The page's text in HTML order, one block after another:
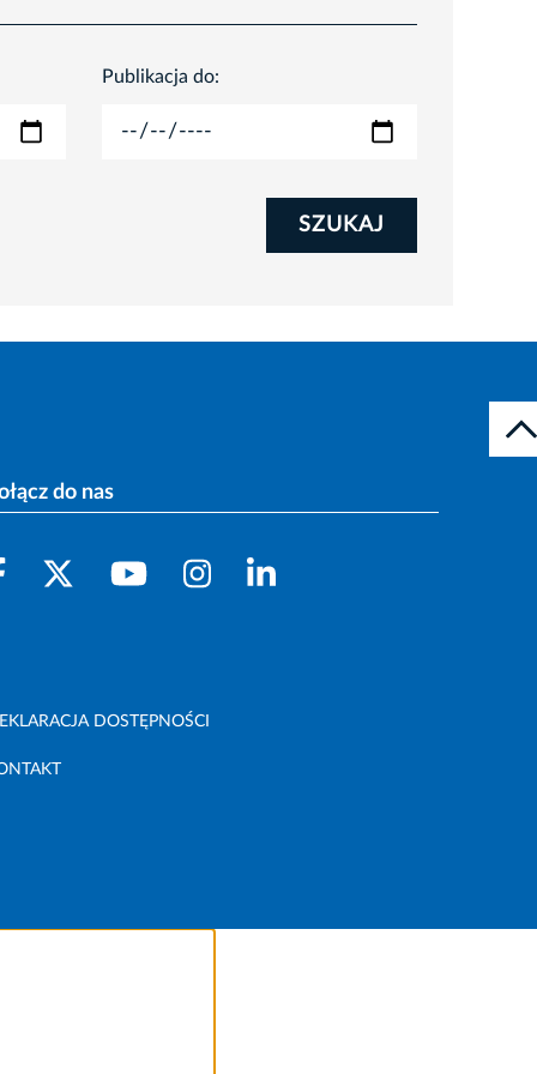
Publikacja do:
SZUKAJ
do nas
DOSTĘPNOŚCI